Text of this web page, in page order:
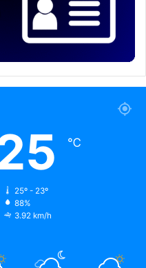
℃
25º - 23º
88%
3.92 km/h